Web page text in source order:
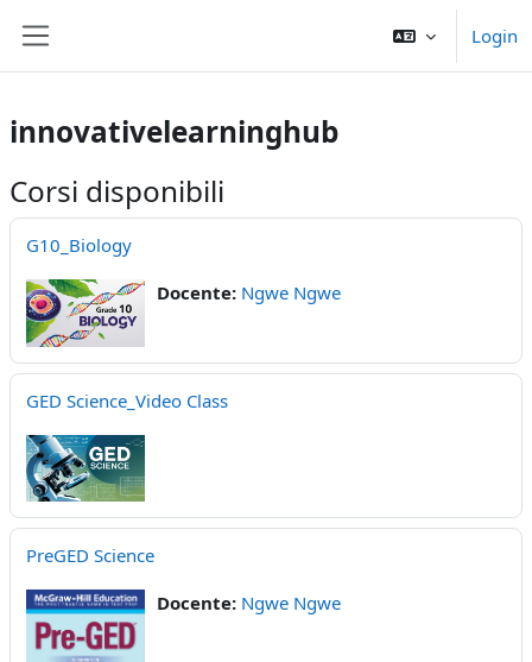
Login
innovativelearninghub
Corsi disponibili
G10_Biology
Docente: Ngwe Ngwe
GED Science_Video Class
PreGED Science
Docente: Ngwe Ngwe